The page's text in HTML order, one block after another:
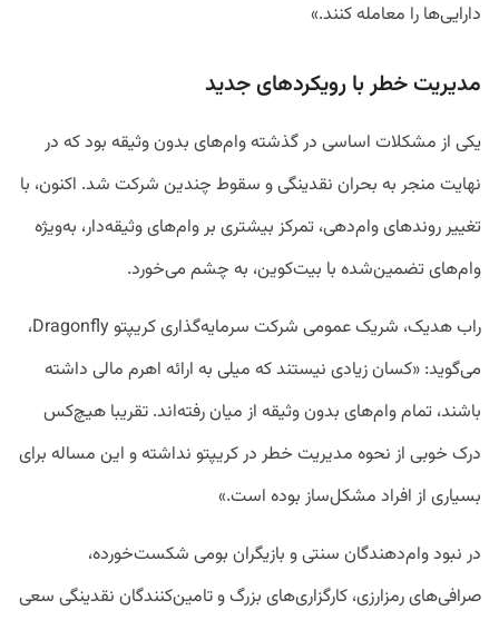
دارایی‌ها را معامله کنند.»
مدیریت خطر با رویکرد‌های جدید
یکی از مشکلات اساسی در گذشته وام‌های بدون وثیقه بود که در
نهایت منجر به بحران نقدینگی و سقوط چندین شرکت شد. اکنون، با
تغییر روندهای وام‌دهی، تمرکز بیشتری بر وام‌های وثیقه‌دار، به‌ویژه
وام‌های تضمین‌شده با بیت‌کوین، به چشم می‌خورد.
راب هدیک، شریک عمومی شرکت سرمایه‌گذاری کریپتو Dragonfly،
می‌گوید: «کسان زیادی نیستند که میلی به ارائه اهرم مالی داشته
باشند، تمام وام‌های بدون وثیقه از میان رفته‌اند. تقریبا هیچ‌کس
درک خوبی از نحوه مدیریت خطر در کریپتو نداشته و این مساله برای
بسیاری از افراد مشکل‌ساز بوده است.»
در نبود وام‌دهندگان سنتی و بازیگران بومی شکست‌خورده،
صرافی‌های رمزارزی، کارگزاری‌های بزرگ و تامین‌کنندگان نقدینگی سعی